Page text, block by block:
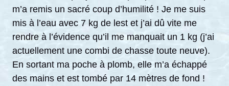
m’a remis un sacré coup d’humilité ! Je me suis
mis à l’eau avec 7 kg de lest et j’ai dû vite me
rendre à l’évidence qu’il me manquait un 1 kg (j’ai
actuellement une combi de chasse toute neuve).
En sortant ma poche à plomb, elle m’a échappé
des mains et est tombé par 14 mètres de fond !